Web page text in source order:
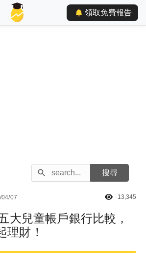
領取免費報告
07 13,345
大兒童帳戶銀行比較，
理財！